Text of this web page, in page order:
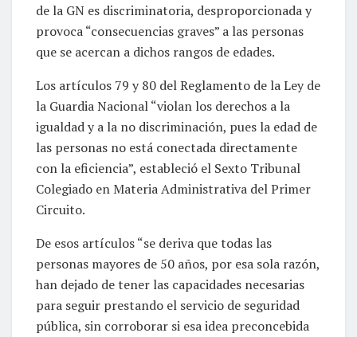
de la GN es discriminatoria, desproporcionada y
provoca “consecuencias graves” a las personas
que se acercan a dichos rangos de edades.
Los artículos 79 y 80 del Reglamento de la Ley de
la Guardia Nacional “violan los derechos a la
igualdad y a la no discriminación, pues la edad de
las personas no está conectada directamente
con la eficiencia”, estableció el Sexto Tribunal
Colegiado en Materia Administrativa del Primer
Circuito.
De esos artículos “se deriva que todas las
personas mayores de 50 años, por esa sola razón,
han dejado de tener las capacidades necesarias
para seguir prestando el servicio de seguridad
pública, sin corroborar si esa idea preconcebida